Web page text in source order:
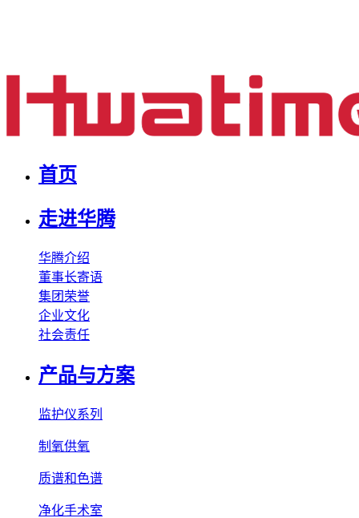
首页
走进华腾
华腾介绍
董事长寄语
集团荣誉
企业文化
社会责任
产品与方案
监护仪系列
制氧供氧
质谱和色谱
净化手术室